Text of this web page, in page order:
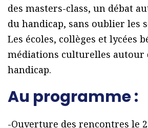
des masters-class, un débat
du handicap, sans oublier les
Les écoles, collèges et lycées
médiations culturelles autour
handicap.
Au programme :
-Ouverture des rencontres le